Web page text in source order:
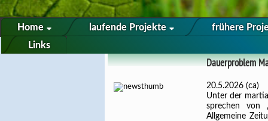
Home laufende Projekte
frühere
Links
Dauerproblem
20.5.2026 (ca)
Unter der
sprechen von
Allgemeine